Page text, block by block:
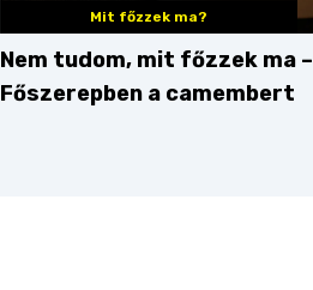
Mit főzzek ma?
Nem tudom, mit főzzek ma –
Főszerepben a camembert